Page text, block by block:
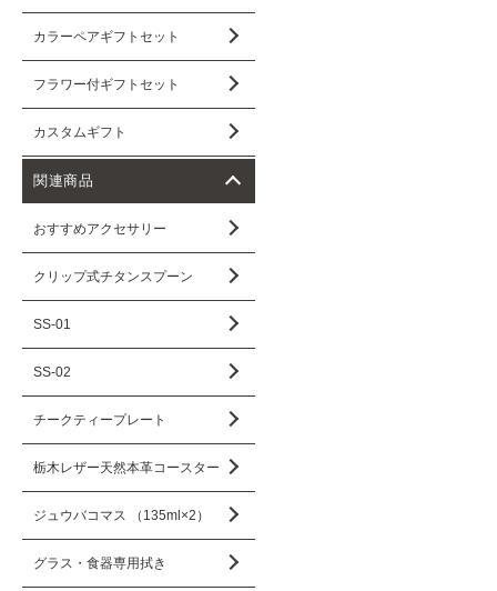
カラーペアギフトセット
フラワー付ギフトセット
カスタムギフト
関連商品
おすすめアクセサリー
クリップ式チタンスプーン
SS-01
SS-02
チークティープレート
栃木レザー天然本革コースター
ジュウバコマス （135ml×2）
グラス・食器専用拭き